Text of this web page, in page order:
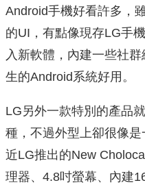
Android手機好看許多，
的UI，有點像現存LG手
入新軟體，內建一些社
生的Android系統好用。
LG另外一款特別的產品
種，不過外型上卻很像
近LG推出的New
理器、4.8吋螢幕、內建